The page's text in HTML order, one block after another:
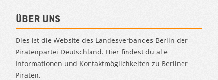
Über uns
Dies ist die Website des Landesverbandes Berlin der
Piratenpartei Deutschland. Hier findest du alle
Informationen und Kontaktmöglichkeiten zu Berliner
Piraten.